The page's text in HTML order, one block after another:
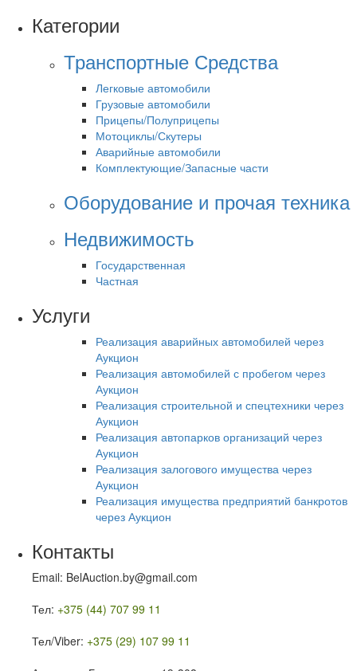
Категории
Транспортные Средства
Легковые автомобили
Грузовые автомобили
Прицепы/Полуприцепы
Мотоциклы/Скутеры
Аварийные автомобили
Комплектующие/Запасные части
Оборудование и прочая техника
Недвижимость
Государственная
Частная
Услуги
Реализация аварийных автомобилей через
Аукцион
Реализация автомобилей с пробегом через
Аукцион
Реализация строительной и спецтехники через
Аукцион
Реализация автопарков организаций через
Аукцион
Реализация залогового имущества через
Аукцион
Реализация имущества предприятий банкротов
через Аукцион
Контакты
Email: BelAuction.by@gmail.com
Тел: +375 (44) 707 99 11
Тел/Viber: +375 (29) 107 99 11